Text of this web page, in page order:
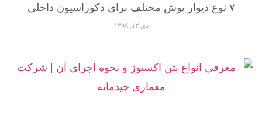
۷ نوع دیوار پوش مختلف برای دکوراسیون داخلی
دی ۱۳, ۱۳۹۹